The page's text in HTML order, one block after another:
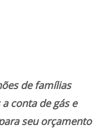
de famílias
conta de gás e
seu orçamento